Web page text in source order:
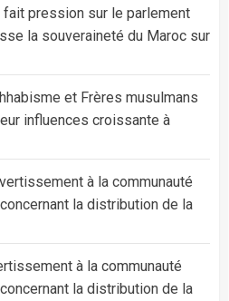
fait pression sur le parlement
la souveraineté du Maroc sur
et Frères musulmans
influences croissante à
à la communauté
la distribution de la
à la communauté
la distribution de la